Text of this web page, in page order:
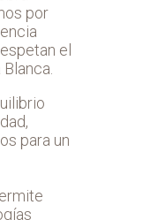
por
el
para un